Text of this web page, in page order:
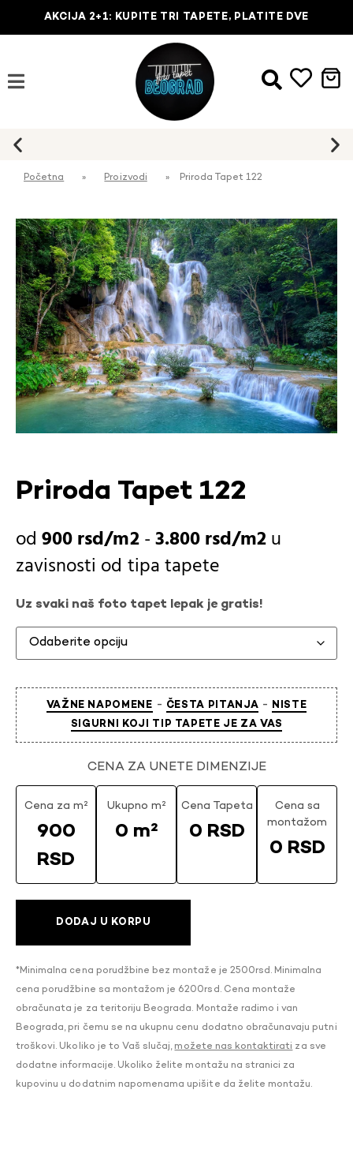
AKCIJA 2+1: KUPITE TRI TAPETE, PLATITE DVE
Početna » Proizvodi » Priroda Tapet 122
Priroda Tapet 122
900rsd -3.800rsd
u
zavisnosti od tipa tapete
Uz svaki naš foto tapet lepak je gratis!
VAŽNE NAPOMENE - ČESTA PITANJA - NISTE
SIGURNI KOJI TIP TAPETE JE ZA VAS
CENA ZA UNETE DIMENZIJE
Cena za m²
900
RSD
Ukupno m²
0 m²
Cena Tapeta
0 RSD
Cena sa
montažom
0 RSD
DODAJ U KORPU
*Minimalna cena porudžbine bez montaže je 2500rsd. Minimalna
cena porudžbine sa montažom je 6200rsd. Cena montaže
obračunata je za teritoriju Beograda. Montaže radimo i van
Beograda, pri čemu se na ukupnu cenu dodatno obračunavaju putni
troškovi. Ukoliko je to Vaš slučaj, možete nas kontaktirati za sve
dodatne informacije. Ukoliko želite montažu na stranici za
kupovinu u dodatnim napomenama upišite da želite montažu.